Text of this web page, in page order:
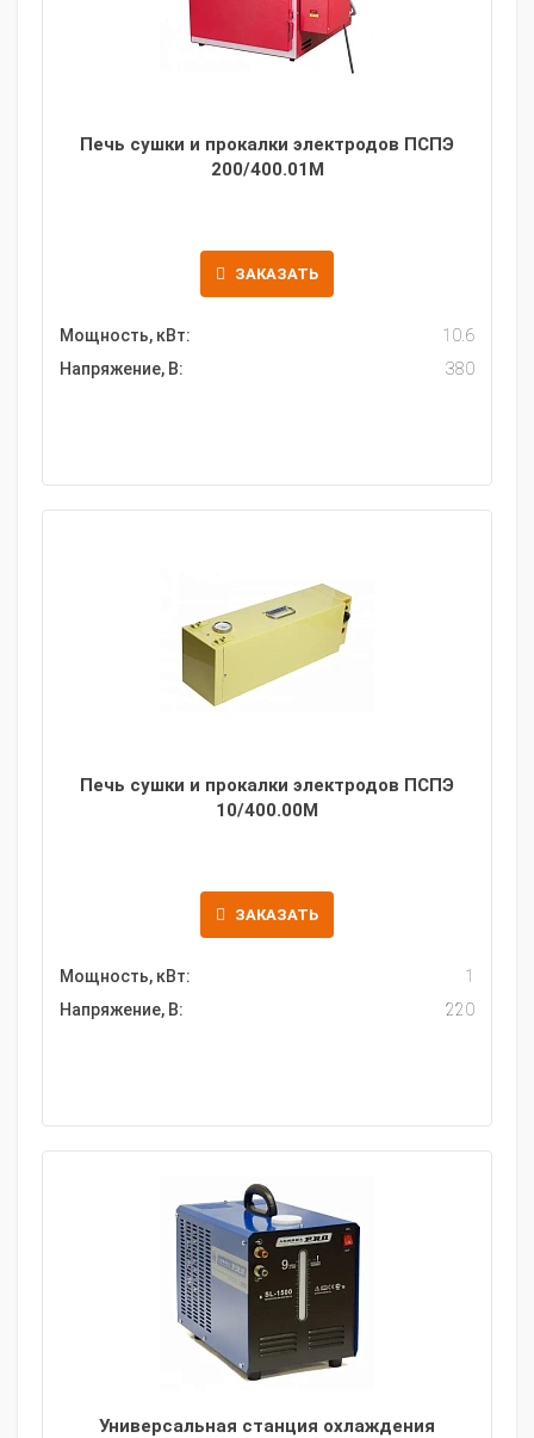
Печь сушки и прокалки электродов ПСПЭ
200/400.01М
ЗАКАЗАТЬ
Мощность, кВт:
10.6
Напряжение, В:
380
Печь сушки и прокалки электродов ПСПЭ
10/400.00М
ЗАКАЗАТЬ
Мощность, кВт:
1
Напряжение, В:
220
Универсальная станция охлаждения